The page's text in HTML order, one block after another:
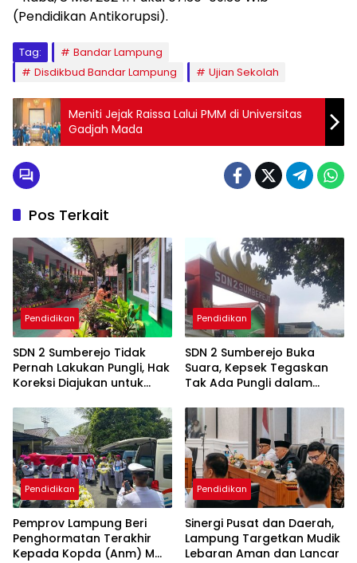
(Pendidikan Antikorupsi).
Tag:
Bandar Lampung
Disdikbud Bandar Lampung
Ujian Sekolah
Meniti Jejak Raissa Lalui PMM di Universitas
Gadjah Mada
Pos Terkait
Pendidikan
SDN 2 Sumberejo Tidak
Pernah Lakukan Pungli, Hak
Koreksi Diajukan untuk
Informasi
Pendidikan
SDN 2 Sumberejo Buka
Suara, Kepsek Tegaskan
Tak Ada Pungli dalam
Pendidikan
Pemprov Lampung Beri
Penghormatan Terakhir
Kepada Kopda (Anm) M
Pendidikan
Sinergi Pusat dan Daerah,
Lampung Targetkan Mudik
Lebaran Aman dan Lancar